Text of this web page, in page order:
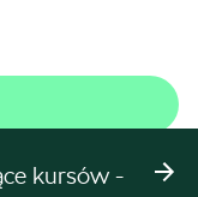
kursów -